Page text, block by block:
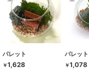
パレット
￥1,628
パレット
￥1,078